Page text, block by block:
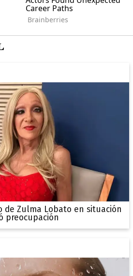
de Zulma Lobato en situación
preocupación